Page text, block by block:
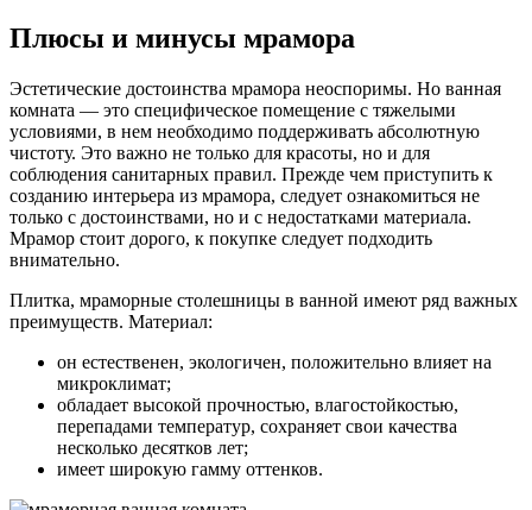
Плюсы и минусы мрамора
Эстетические достоинства мрамора неоспоримы. Но ванная
комната — это специфическое помещение с тяжелыми
условиями, в нем необходимо поддерживать абсолютную
чистоту. Это важно не только для красоты, но и для
соблюдения санитарных правил. Прежде чем приступить к
созданию интерьера из мрамора, следует ознакомиться не
только с достоинствами, но и с недостатками материала.
Мрамор стоит дорого, к покупке следует подходить
внимательно.
Плитка, мраморные столешницы в ванной имеют ряд важных
преимуществ. Материал:
он естественен, экологичен, положительно влияет на
микроклимат;
обладает высокой прочностью, влагостойкостью,
перепадами температур, сохраняет свои качества
несколько десятков лет;
имеет широкую гамму оттенков.